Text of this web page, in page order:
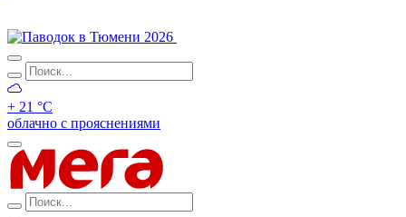
+ 21 °С
облачно с прояснениями